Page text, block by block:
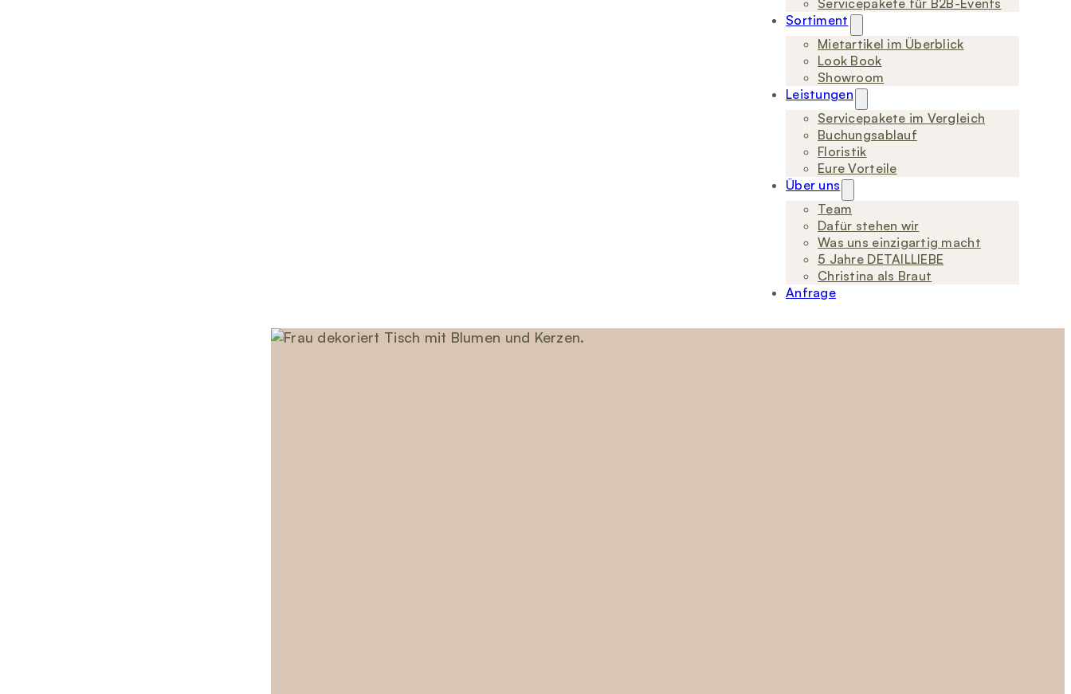
Servicepakete für B2B-Events
Sortiment
Mietartikel im Überblick
Look Book
Showroom
Leistungen
Servicepakete im Vergleich
Buchungsablauf
Floristik
Eure Vorteile
Über uns
Team
Dafür stehen wir
Was uns einzigartig macht
5 Jahre DETAILLIEBE
Christina als Braut
Anfrage